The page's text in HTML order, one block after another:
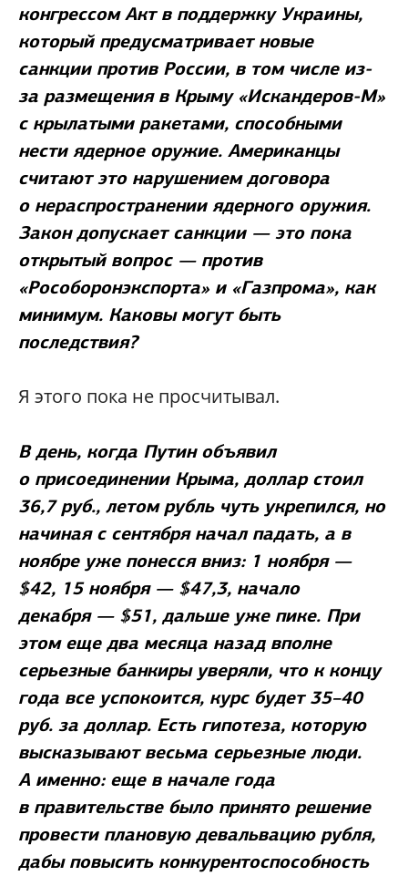
конгрессом Акт в поддержку Украины,
который предусматривает новые
санкции против России, в том числе из-
за размещения в Крыму «Искандеров-М»
с крылатыми ракетами, способными
нести ядерное оружие. Американцы
считают это нарушением договора
о нераспространении ядерного оружия.
Закон допускает санкции — это пока
открытый вопрос — против
«Рособоронэкспорта» и «Газпрома», как
минимум. Каковы могут быть
последствия?
Я этого пока не просчитывал.
В день, когда Путин объявил
о присоединении Крыма, доллар стоил
36,7 руб., летом рубль чуть укрепился, но
начиная с сентября начал падать, а в
ноябре уже понесся вниз: 1 ноября —
$42, 15 ноября — $47,3, начало
декабря — $51, дальше уже пике. При
этом еще два месяца назад вполне
серьезные банкиры уверяли, что к концу
года все успокоится, курс будет 35–40
руб. за доллар. Есть гипотеза, которую
высказывают весьма серьезные люди.
А именно: еще в начале года
в правительстве было принято решение
провести плановую девальвацию рубля,
дабы повысить конкурентоспособность